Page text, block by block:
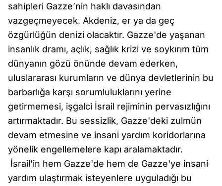
sahipleri Gazze’nin haklı davasından
vazgeçmeyecek. Akdeniz, er ya da geç
özgürlüğün denizi olacaktır. Gazze'de yaşanan
insanlık dramı, açlık, sağlık krizi ve soykırım tüm
dünyanın gözü önünde devam ederken,
uluslararası kurumların ve dünya devletlerinin bu
barbarlığa karşı sorumluluklarını yerine
getirmemesi, işgalci İsrail rejiminin pervasızlığını
artırmaktadır. Bu sessizlik, Gazze'deki zulmün
devam etmesine ve insani yardım koridorlarına
yönelik engellemelere kapı aralamaktadır.
İsrail'in hem Gazze'de hem de Gazze'ye insani
yardım ulaştırmak isteyenlere uyguladığı bu